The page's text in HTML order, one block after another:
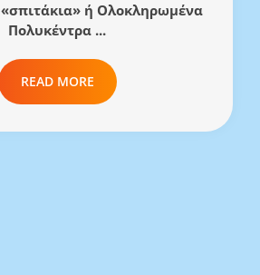
ή Ολοκληρωμένα
Πολυκέντρα ...
READ MORE